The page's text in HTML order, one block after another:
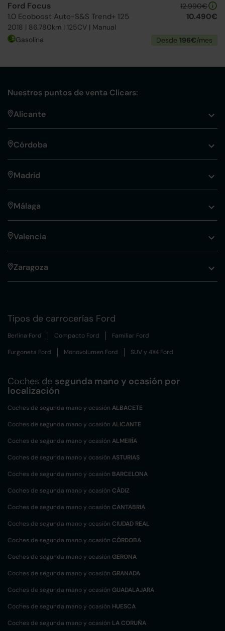
Ford Focus
1.0 Ecoboost Auto-S&S Trend+ 125
2018 | 86.780km | 125CV | Manual
12.990€
10.490€
Gasolina Desde 196€/mes
Nuestros puntos de venta Clicars:
Alicante
Córdoba
Madrid
Málaga
Valencia
Zaragoza
Tipos de carrocerías Ford
Berlina Ford Compacto Ford Familiar Ford
Furgoneta Ford Monovolumen Ford SUV y 4X4 Ford
Coches de segunda mano y ocasión por
localización
Coches de segunda mano y ocasión ALBACETE
Coches de segunda mano y ocasión ALICANTE
Coches de segunda mano y ocasión ALMERÍA
Coches de segunda mano y ocasión ASTURIAS
Coches de segunda mano y ocasión BARCELONA
Coches de segunda mano y ocasión CÁDIZ
Coches de segunda mano y ocasión CANTABRIA
Coches de segunda mano y ocasión CIUDAD REAL
Coches de segunda mano y ocasión CÓRDOBA
Coches de segunda mano y ocasión GERONA
Coches de segunda mano y ocasión GRANADA
Coches de segunda mano y ocasión GUADALAJARA
Coches de segunda mano y ocasión HUESCA
Coches de segunda mano y ocasión LA CORUÑA